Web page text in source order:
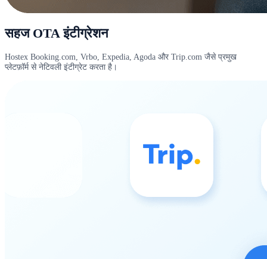
सहज OTA इंटीग्रेशन
Hostex Booking.com, Vrbo, Expedia, Agoda और Trip.com जैसे प्रमुख
प्लेटफ़ॉर्म से नेटिवली इंटीग्रेट करता है।